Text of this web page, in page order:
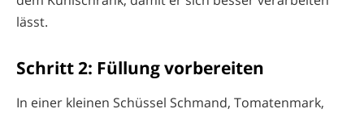
lässt.
Schritt 2: Füllung vorbereiten
In einer kleinen Schüssel Schmand, Tomatenmark,